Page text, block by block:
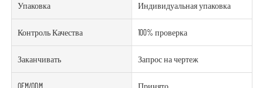
Упаковка Индивидуальная упаковка
Контроль Качества 100% проверка
Заканчивать Запрос на чертеж